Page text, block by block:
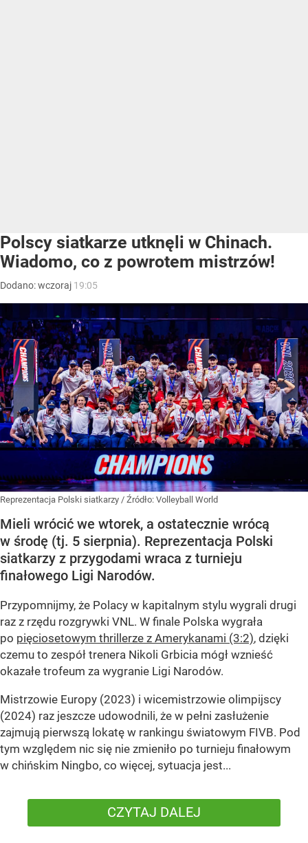
Polscy siatkarze utknęli w Chinach.
Wiadomo, co z powrotem mistrzów!
Dodano:wczoraj 19:05
Reprezentacja Polski siatkarzy / Źródło: Volleyball World
Mieli wrócić we wtorek, a ostatecznie wrócą
w środę (tj. 5 sierpnia). Reprezentacja Polski
siatkarzy z przygodami wraca z turnieju
finałowego Ligi Narodów.
Przypomnijmy, że Polacy w kapitalnym stylu wygrali drugi
raz z rzędu rozgrywki VNL. W finale Polska wygrała
po pięciosetowym thrillerze z Amerykanami (3:2), dzięki
czemu to zespół trenera Nikoli Grbicia mógł wznieść
okazałe trofeum za wygranie Ligi Narodów.
Mistrzowie Europy (2023) i wicemistrzowie olimpijscy
(2024) raz jeszcze udowodnili, że w pełni zasłużenie
zajmują pierwszą lokatę w rankingu światowym FIVB. Pod
tym względem nic się nie zmieniło po turnieju finałowym
w chińskim Ningbo, co więcej, sytuacja jest...
CZYTAJ DALEJ